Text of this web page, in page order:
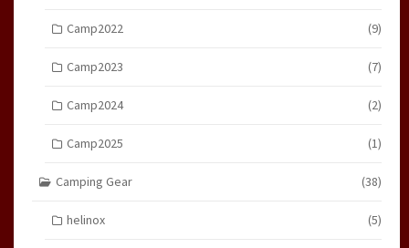
Camp2022 (9)
Camp2023 (7)
Camp2024 (2)
Camp2025 (1)
Camping Gear (38)
helinox (5)